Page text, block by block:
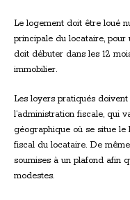
Le logement doit être loué
principale du locataire, pour
doit débuter dans les 12
immobilier.
Les loyers pratiqués
l’administration fiscale, qui
géographique où se situe
fiscal du locataire. De
soumises à un plafond afin
modestes.